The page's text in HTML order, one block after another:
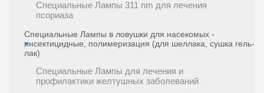
Специальные Лампы 311 nm для лечения
псориаза
Специальные Лампы в ловушки для насекомых -
инсектицидные, полимеризация (для шеллака, сушка гель-
лак)
Специальные Лампы для лечения и
профилактики желтушных заболеваний